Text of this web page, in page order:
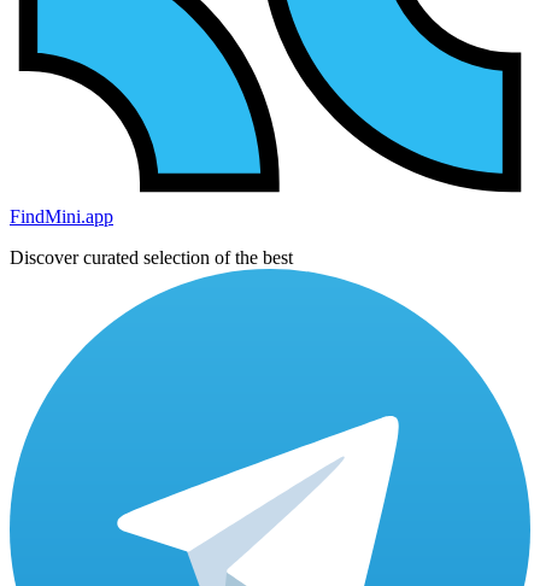
FindMini.app
Discover curated selection of the best